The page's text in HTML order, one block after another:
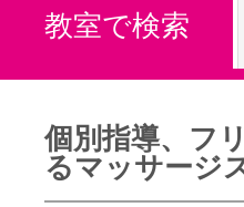
教室で検索
個別指導、フ
るマッサージ